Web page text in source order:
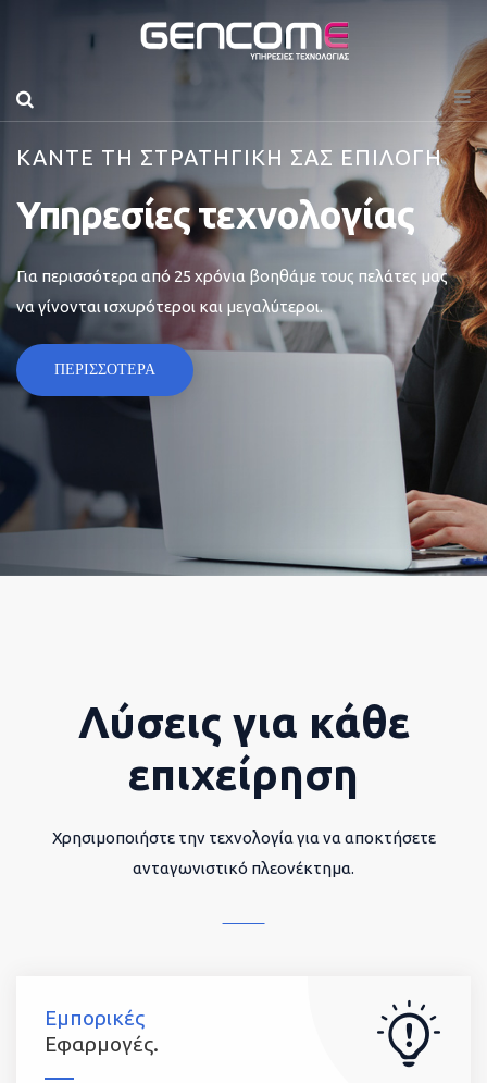
ΚΑΝΤΕ ΤΗ ΣΤΡΑΤΗΓΙΚΗ ΣΑΣ ΕΠΙΛΟΓΗ
Υπηρεσίες τεχνολογίας
Για περισσότερα από 25 χρόνια βοηθάμε τους πελάτες μας
να γίνονται ισχυρότεροι και μεγαλύτεροι.
ΠΕΡΙΣΣΟΤΕΡΑ
Λύσεις για κάθε
επιχείρηση
Χρησιμοποιήστε την τεχνολογία για να αποκτήσετε
ανταγωνιστικό πλεονέκτημα.
Εμπορικές
Εφαρμογές.